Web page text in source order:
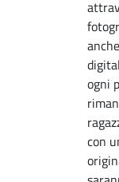
ogni
con